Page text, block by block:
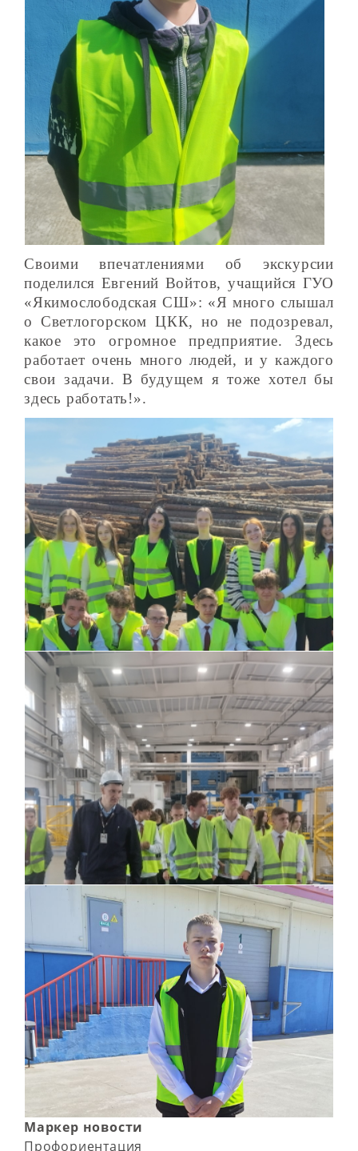
Своими впечатлениями об экскурсии
поделился Евгений Войтов, учащийся ГУО
«Якимослободская СШ»: «Я много слышал
о Светлогорском ЦКК, но не подозревал,
какое это огромное предприятие. Здесь
работает очень много людей, и у каждого
свои задачи. В будущем я тоже хотел бы
здесь работать!».
Маркер новости
Профориентация